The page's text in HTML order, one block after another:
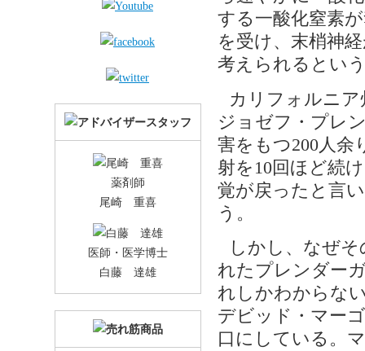
する一酸化窒素
を受け、末梢神
考えられるとい
カリフォルニ
ジョゼフ・プレ
害をもつ200人余
射を10回ほど続
覚が戻ったと言
う。
しかし、なぜ
れたプレンダー
れしかわからな
デビッド・マー
口にしている。
薬剤師
尾崎 重喜
医師・医学博士
白藤 達雄